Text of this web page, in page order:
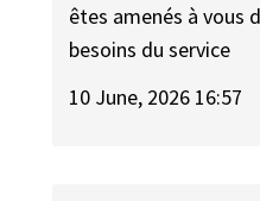
êtes amenés à vous
besoins du service
10 June, 2026 16:57